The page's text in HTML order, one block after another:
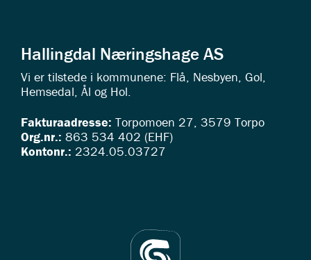
Hallingdal Næringshage AS
Vi er tilstede i kommunene: Flå, Nesbyen, Gol,
Hemsedal, Ål og Hol.
Fakturaadresse: Torpomoen 27, 3579 Torpo
Org.nr.: 863 534 402 (EHF)
Kontonr.: 2324.05.03727